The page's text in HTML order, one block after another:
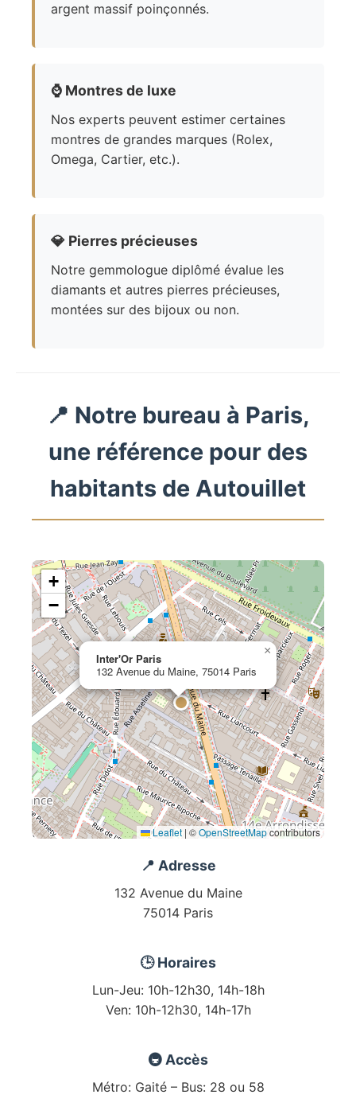
argent massif poinçonnés.
⌚ Montres de luxe
Nos experts peuvent estimer certaines
montres de grandes marques (Rolex,
Omega, Cartier, etc.).
💎 Pierres précieuses
Notre gemmologue diplômé évalue les
diamants et autres pierres précieuses,
montées sur des bijoux ou non.
📍 Notre bureau à Paris,
une référence pour des
habitants de Autouillet
Inter'Or Paris
132 Avenue du Maine, 75014 Paris
×
+
−
Leaflet | ©OpenStreetMapcontributors
📍 Adresse
132 Avenue du Maine
75014 Paris
🕒 Horaires
Lun-Jeu: 10h-12h30, 14h-18h
Ven: 10h-12h30, 14h-17h
🚇 Accès
Métro: Gaité – Bus: 28 ou 58